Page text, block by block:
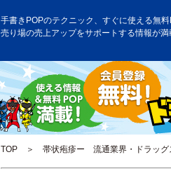
手書きPOPのテクニック、すぐに使える無
売り場の売上アップをサポートする情報が
TOP＞ 帯状疱疹ー 流通業界・ドラッグ